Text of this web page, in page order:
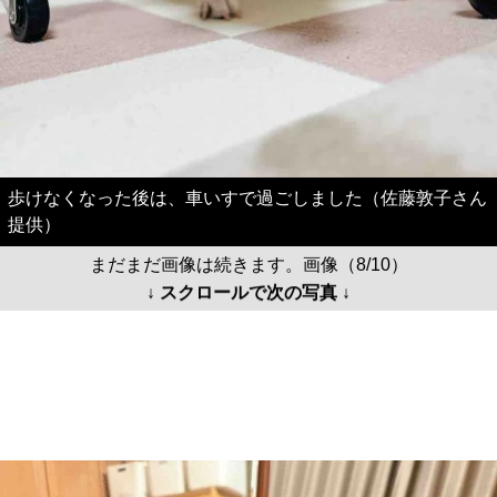
歩けなくなった後は、車いすで過ごしました（佐藤敦子さん
提供）
まだまだ画像は続きます。画像（8/10）
↓ スクロールで次の写真 ↓